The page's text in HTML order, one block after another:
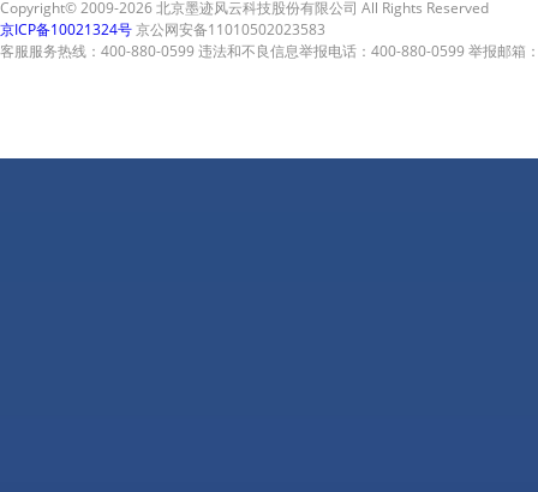
Copyright© 2009-2026 北京墨迹风云科技股份有限公司 All Rights Reserved
京ICP备10021324号京公网安备11010502023583
客服服务热线：400-880-0599 违法和不良信息举报电话：400-880-0599 举报邮箱